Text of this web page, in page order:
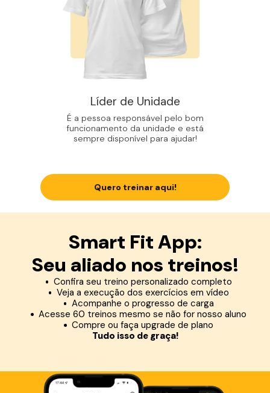
Líder de Unidade
É a pessoa responsável pelo bom
funcionamento da unidade e está
sempre disponível para ajudar!
Quero treinar aqui!
Smart Fit App:
Seu aliado nos treinos!
Confira seu treino personalizado completo
Veja a execução dos exercícios em vídeo
Acompanhe o progresso de carga
Acesse 60 treinos mesmo se não for nosso aluno
Compre ou faça upgrade de plano
Tudo isso de graça!